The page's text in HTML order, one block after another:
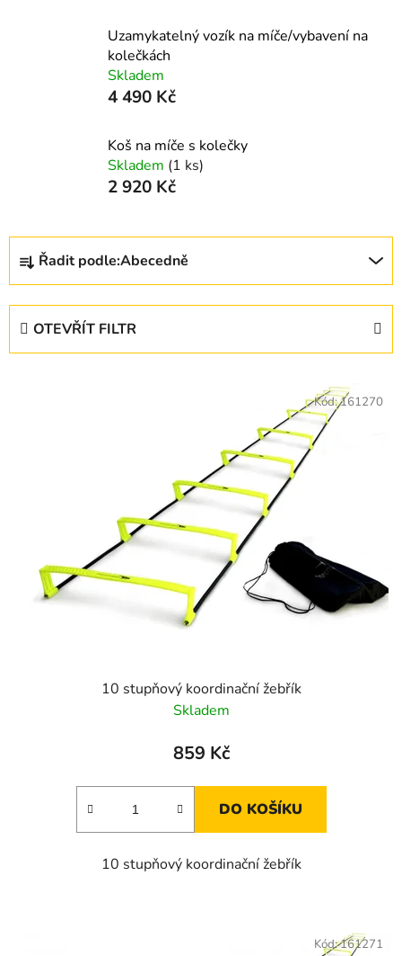
Uzamykatelný vozík na míče/vybavení na
kolečkách
Skladem
4 490 Kč
Koš na míče s kolečky
Skladem (1 ks)
2 920 Kč
Ř
z
Řadit podle:Abecedně
OTEVŘÍT FILTR
10 stupňový koordinační žebřík
Skladem
859 Kč
DO KOŠÍKU
10 stupňový koordinační žebřík
Kód:161270
Kód:161271